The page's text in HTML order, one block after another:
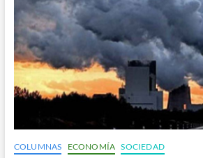
COLUMNAS ECONOMÍA SOCIEDAD